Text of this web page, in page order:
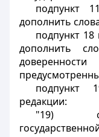
подпункт
дополнить
подпункт
дополнить
подпункт
редакции:
"19)